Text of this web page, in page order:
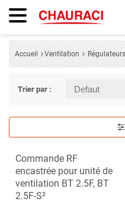
Accueil Ventilation
Trier par :
Commande RF
encastrée pour unité de
ventilation BT 2.5F, BT
2.5F-S²